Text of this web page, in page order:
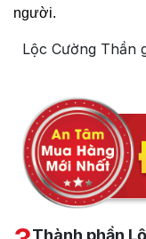
người.
Lộc Cường Thần